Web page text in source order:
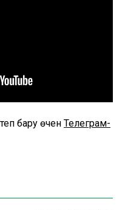
бару өчен Телеграм-